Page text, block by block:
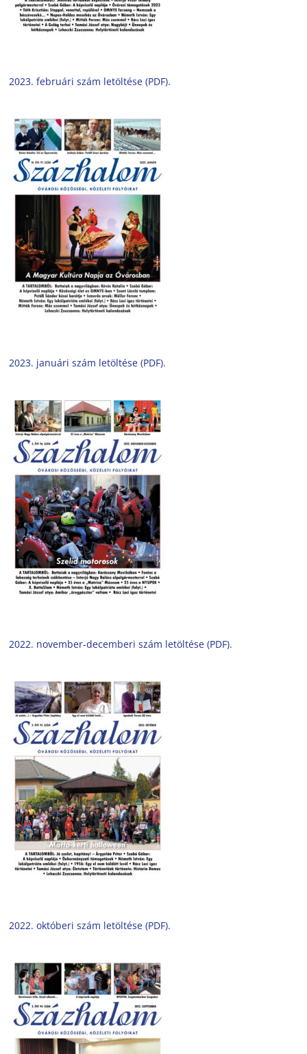
2023. februári szám letöltése (PDF).
2023. januári szám letöltése (PDF).
2022. november-decemberi szám letöltése (PDF).
2022. októberi szám letöltése (PDF).